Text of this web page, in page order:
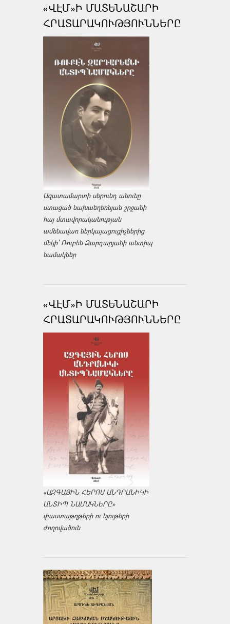
«ՎԷՄ»Ի ՄԱՏԵՆԱՇԱՐԻ
ՀՐԱՏԱՐԱԿՈՒԹՅՈՒՆՆԵՐԸ
Ազատամարտի սերունդ անունը
ստացած նախաեղեռնյան շրջանի
հայ մտավորականության
ամենավառ ներկայացուցիչներից
մեկի՝ Ռուբեն Զարդարյանի անտիպ
նամակներ
«ՎԷՄ»Ի ՄԱՏԵՆԱՇԱՐԻ
ՀՐԱՏԱՐԱԿՈՒԹՅՈՒՆՆԵՐԸ
«ԱԶԳԱՅԻՆ ՀԵՐՈՍ ԱՆԴՐԱՆԻԿԻ
ԱՆՏԻՊ ՆԱՄԱԿՆԵՐԸ»
փաստաթղթերի ու նյութերի
ժողովածուն